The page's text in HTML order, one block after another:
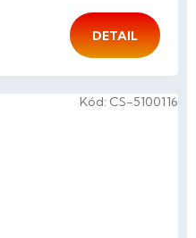
DETAIL
Kód: CS-5100116